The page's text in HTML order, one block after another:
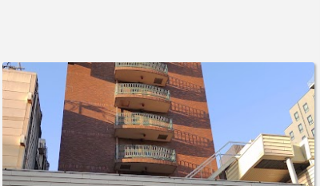
六（創業145年）のチェーン店…エクストールイ
ンです。高松は利用させていただいておりました
が、熊本は初めてでした。香川の利用経験から安
心しての宿泊、時間前に伺いましたが、笑顔で迎
えて頂き荷物を預け、地元の情報（地理等）を教
えて頂きました。繁華街に近く（飲食店にも）熊